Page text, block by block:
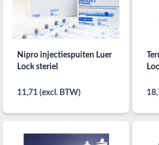
Nipro injectiespuiten Luer
Lock steriel
11,71 (excl. BTW)